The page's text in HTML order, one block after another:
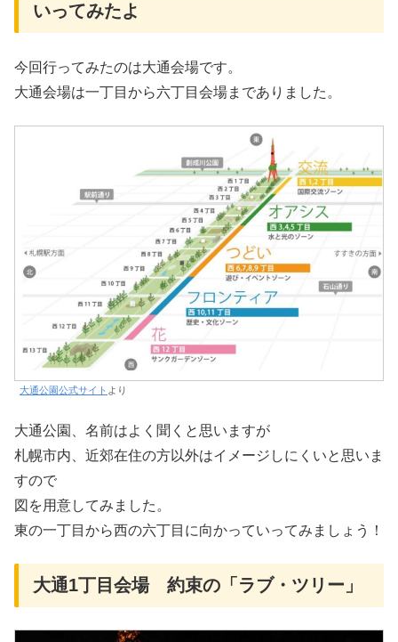
いってみたよ
今回行ってみたのは大通会場です。
大通会場は一丁目から六丁目会場までありました。
大通公園公式サイト より
大通公園、名前はよく聞くと思いますが
札幌市内、近郊在住の方以外はイメージしにくいと思いま
すので
図を用意してみました。
東の一丁目から西の六丁目に向かっていってみましょう！
大通1丁目会場 約束の「ラブ・ツリー」